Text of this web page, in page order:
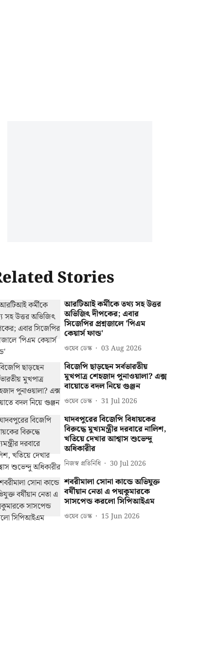
Stories
আরটিআই কর্মীকে তথ্য সহ উত্তর
অভিজিৎ দীপকের; এবার
সিজেপির প্রশ্নজালে 'পিএম
কেয়ার্স ফান্ড'
ওয়েব ডেস্ক 03 Aug 2026
বিজেপি ছাড়ছেন সর্বভারতীয়
মুখপাত্র শেহজাদ পুনাওয়ালা? এক্স
বায়োতে বদল নিয়ে গুঞ্জন
ওয়েব ডেস্ক 31 Jul 2026
যাদবপুরের বিজেপি বিধায়কের
বিরুদ্ধে মুখ্যমন্ত্রীর দরবারে নালিশ,
খতিয়ে দেখার আশ্বাস শুভেন্দু
অধিকারীর
নিজস্ব প্রতিনিধি 30 Jul 2026
শবরীমালা সোনা কান্ডে অভিযুক্ত
বর্ষীয়ান নেতা এ পদ্মকুমারকে
সাসপেন্ড করলো সিপিআইএম
ওয়েব ডেস্ক 15 Jun 2026